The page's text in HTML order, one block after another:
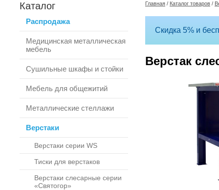
Каталог
Распродажа
Медицинская металлическая
мебель
Сушильные шкафы и стойки
Мебель для общежитий
Металлические стеллажи
Верстаки
Верстаки серии WS
Тиски для верстаков
Верстаки слесарные серии
«Святогор»
Главная / Каталог товаров /
Скидка 5% и
Верстак